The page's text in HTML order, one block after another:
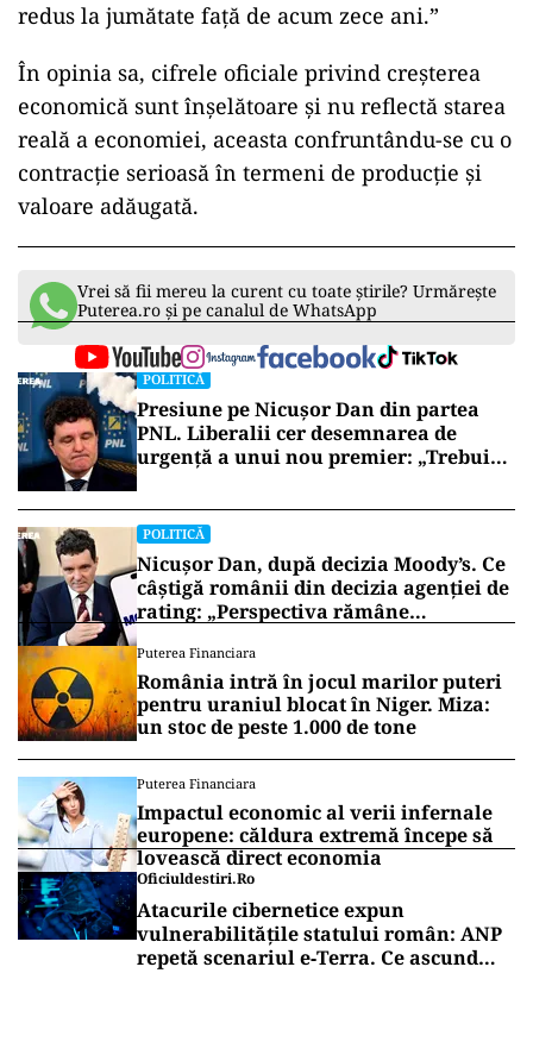
redus la jumătate față de acum zece ani.”
În opinia sa, cifrele oficiale privind creșterea
economică sunt înșelătoare și nu reflectă starea
reală a economiei, aceasta confruntându-se cu o
contracție serioasă în termeni de producție și
valoare adăugată.
Vrei să fii mereu la curent cu toate știrile? Urmărește
Puterea.ro și pe canalul de WhatsApp
POLITICĂ
Presiune pe Nicușor Dan din partea
PNL. Liberalii cer desemnarea de
urgență a unui nou premier: „Trebuie
POLITICĂ
Nicușor Dan, după decizia Moody’s. Ce
câștigă românii din decizia agenției de
rating: „Perspectiva rămâne
Puterea Financiara
România intră în jocul marilor puteri
pentru uraniul blocat în Niger. Miza:
un stoc de peste 1.000 de tone
Puterea Financiara
Impactul economic al verii infernale
europene: căldura extremă începe să
lovească direct economia
Oficiuldestiri.ro
Atacurile cibernetice expun
vulnerabilitățile statului român: ANP
repetă scenariul e‑Terra. Ce ascund